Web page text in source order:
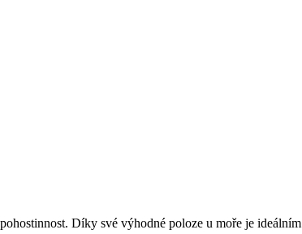
Díky své výhodné poloze u moře je ideálním